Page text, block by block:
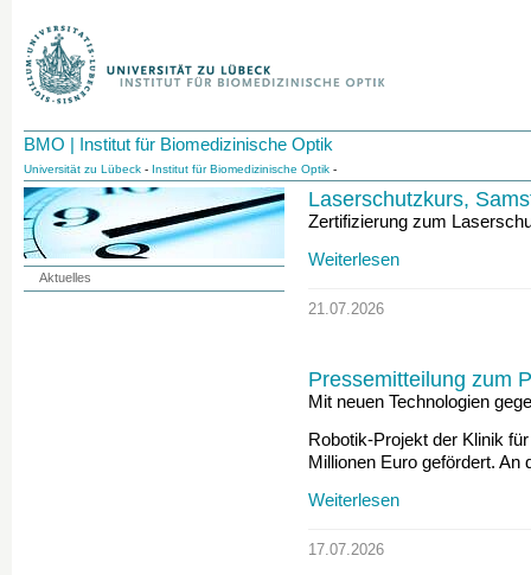
BMO | Institut für Biomedizinische Optik
Universität zu Lübeck - Institut für Biomedizinische Optik -
Laserschutzkurs,
Zertifizierung zum
Weiterlesen
21.07.2026
Pressemitteilung zum
Mit neuen Technologien
Robotik-Projekt der Klinik
Millionen Euro gefördert.
Weiterlesen
17.07.2026
Aktuelles